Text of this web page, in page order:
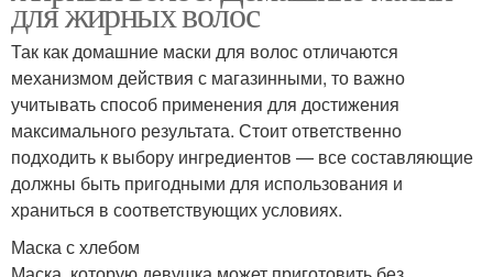
для жирных волос
Так как домашние маски для волос отличаются
механизмом действия с магазинными, то важно
учитывать способ применения для достижения
максимального результата. Стоит ответственно
подходить к выбору ингредиентов — все составляющие
должны быть пригодными для использования и
храниться в соответствующих условиях.
Маска с хлебом